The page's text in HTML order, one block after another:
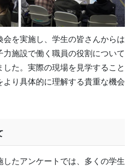
会を実施し、学生の皆さんからは
施設で働く職員の役割について
た。実際の現場を見学すること
り具体的に理解する貴重な機会
たアンケートでは、多くの学生